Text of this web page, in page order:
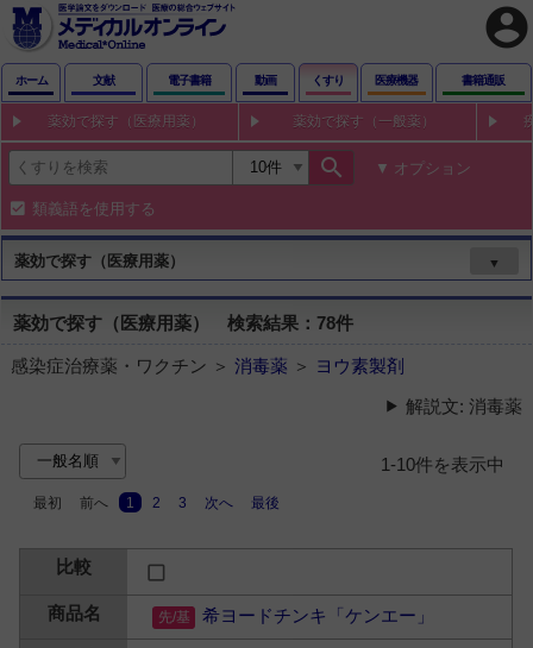
account_circle
ホーム 文献 電子書籍 動画 くすり 医療機器 書籍通販
薬効で探す（医療用薬） 薬効で探す（一般薬）
search オプション
類義語を使用する
薬効で探す（医療用薬） ▼
薬効で探す（医療用薬） 検索結果：78件
感染症治療薬・ワクチン ＞ 消毒薬 ＞ ヨウ素製剤
解説文: 消毒薬
1-10件を表示中
最初 前へ 1 2 3 次へ 最後
希ヨードチンキ「ケンエー」